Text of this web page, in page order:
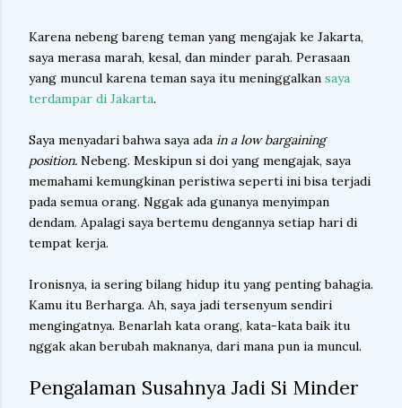
Karena nebeng bareng teman yang mengajak ke Jakarta,
saya merasa marah, kesal, dan minder parah. Perasaan
yang muncul karena teman saya itu meninggalkan saya
terdampar di Jakarta.
Saya menyadari bahwa saya ada in a low bargaining
position. Nebeng. Meskipun si doi yang mengajak, saya
memahami kemungkinan peristiwa seperti ini bisa terjadi
pada semua orang. Nggak ada gunanya menyimpan
dendam. Apalagi saya bertemu dengannya setiap hari di
tempat kerja.
Ironisnya, ia sering bilang hidup itu yang penting bahagia.
Kamu itu Berharga. Ah, saya jadi tersenyum sendiri
mengingatnya. Benarlah kata orang, kata-kata baik itu
nggak akan berubah maknanya, dari mana pun ia muncul.
Pengalaman Susahnya Jadi Si Minder